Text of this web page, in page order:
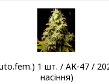
1 шт. / АК-47 /
насіння)